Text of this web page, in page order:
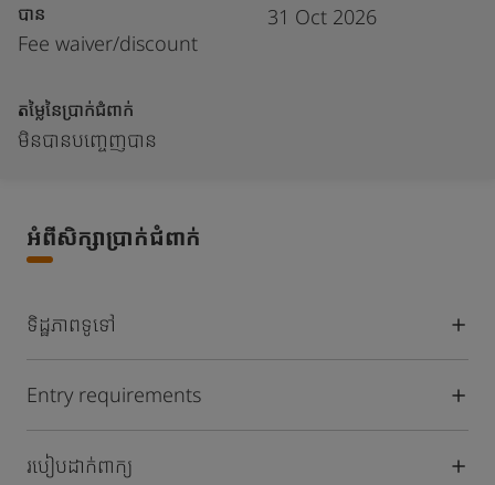
បាន
Fee waiver/discount
31 Oct 2026
តម្លៃនៃប្រាក់ជំពាក់
មិនបានបញ្ចេញបាន
អំពីសិក្សាប្រាក់ជំពាក់
ទិដ្ឋភាពទូទៅ
Entry requirements
របៀបដាក់ពាក្យ